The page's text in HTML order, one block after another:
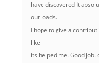
have discovered It
out loads.
I hope to give a
like
its helped me. Good job.